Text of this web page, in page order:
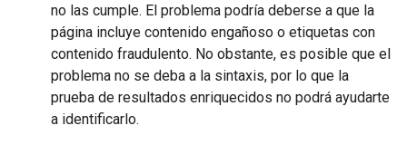
no las cumple. El problema podría deberse a que la
página incluye contenido engañoso o etiquetas con
contenido fraudulento. No obstante, es posible que el
problema no se deba a la sintaxis, por lo que la
prueba de resultados enriquecidos no podrá ayudarte
a identificarlo.